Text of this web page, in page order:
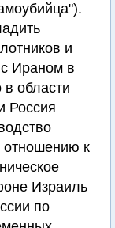
и
с Ираном в
области
Россия
отношению к
Израиль
по